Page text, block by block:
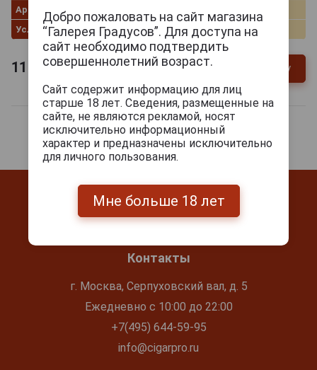
Артикул
Условия продаж
Только самовывоз
11 049руб. - + В заявку
Контакты
г. Москва, Серпуховский вал, д. 5
Ежедневно с 10:00 до 22:00
+7(495) 644-59-95
info@cigarpro.ru
Добро пожаловать на сайт магазина
“Галерея Градусов”. Для доступа на
сайт необходимо подтвердить
совершеннолетний возраст.
Сайт содержит информацию для лиц
старше 18 лет. Сведения, размещенные на
сайте, не являются рекламой, носят
исключительно информационный
характер и предназначены исключительно
для личного пользования.
Мне больше 18 лет